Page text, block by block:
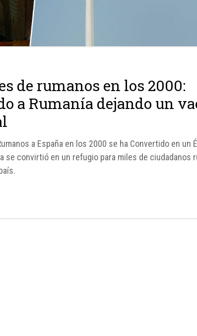
de rumanos en los 2000:
a Rumanía dejando un
a España en los 2000 se ha Convertido en un
se convirtió en un refugio para miles de ciudadanos